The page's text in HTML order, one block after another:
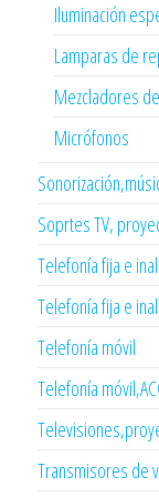
Iluminación
Lamparas de
Mezcladores
Micrófonos
Soprtes TV,
Telefonía fija e
Telefonía fija e
Telefonía móvil
Telefonía
Transmisores de